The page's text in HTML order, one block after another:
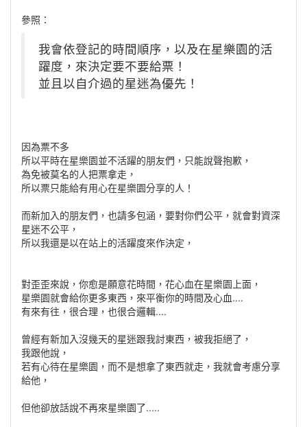
參照：
我會依登記的時間順序，以及在星樂園的活
躍度，來決定要不要給票！
並且以自介過的星迷為優先！
因為票不多
所以平時在星樂園並不活躍的朋友們，只能說聲抱歉，
為免被莫名的人把票拿走，
所以票只能給有用心在星樂園分享的人！
而新加入的朋友們，也請多包涵，要對你們公平，就會對資深
星迷不公平，
所以我還是以在站上的活躍度來作決定，
對歪歪來說，你愈是願意花時間，花心血在星樂園上面，
星樂園就會給你更多東西，來平衡你的時間及心血....
有來有往，很合理，也很合邏輯....
曾經有新加入沒幾天的星迷跟我討東西，被我拒絕了，
我跟他說，
若有心待在星樂園，而不是想拿了東西就走，我就會考慮分享
給他，
但他卻放話說不再來星樂園了.....